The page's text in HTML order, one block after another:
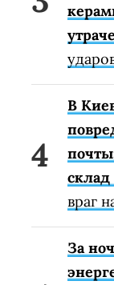
В
склад
враг
За